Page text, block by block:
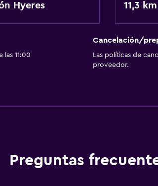
Hyeres 11,3 km
las 11:00
Cancelación/
Las políticas de
proveedor.
Preguntas